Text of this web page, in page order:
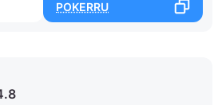
POKERRU